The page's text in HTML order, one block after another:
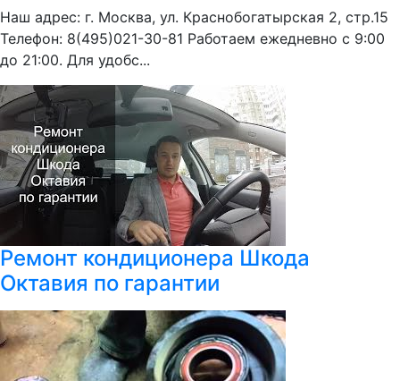
Наш адрес: г. Москва, ул. Краснобогатырская 2, стр.15
Телефон: 8(495)021-30-81 Работаем ежедневно с 9:00
до 21:00. Для удобс...
Ремонт кондиционера Шкода
Октавия по гарантии